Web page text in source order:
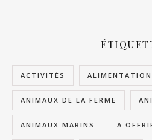
ACTIVITÉS ALIMENTATION
ANIMAUX DE LA FERME
ANIMAUX MARINS A